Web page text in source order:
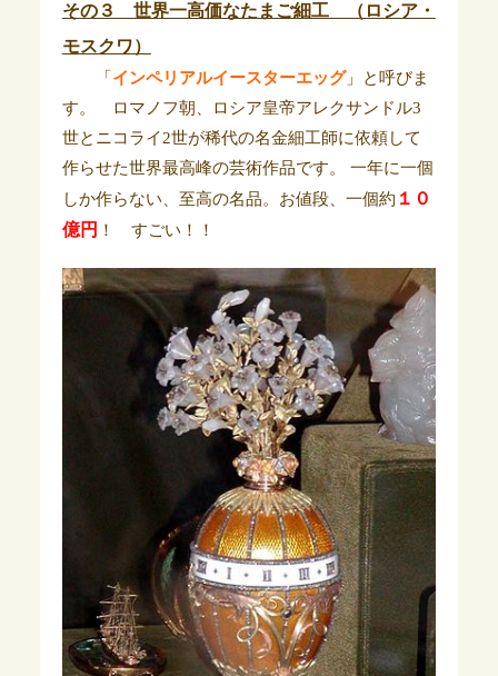
その３ 世界一高価なたまご細工 （ロシア・
モスクワ）
「 インペリアルイースターエッグ」と呼びま
す。 ロマノフ朝、ロシア皇帝アレクサンドル3
世とニコライ2世が稀代の名金細工師に依頼して
作らせた世界最高峰の芸術作品です。 一年に一個
しか作らない、至高の名品。お値段、一個約 １０
億円 ！ すごい！！